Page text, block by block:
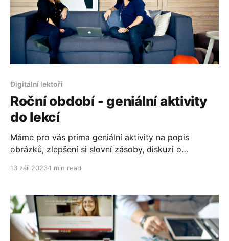
Digitální lektoři
Roční období - geniální aktivity
do lekcí
Máme pro vás prima geniální aktivity na popis
obrázků, zlepšení si slovní zásoby, diskuzi o
13 zář 20231 min read